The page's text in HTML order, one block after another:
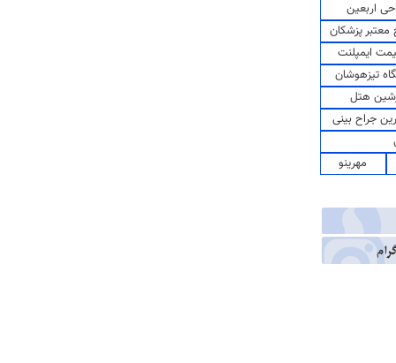
اربعین
پزشکان
ایمپلنت
تیزهوشان
هتل
جراح بینی
مهرینو